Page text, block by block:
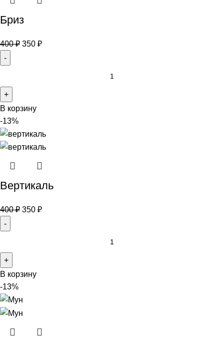
Бриз
400₽ 350 ₽
В корзину
-13%
Вертикаль
400₽ 350 ₽
В корзину
-13%